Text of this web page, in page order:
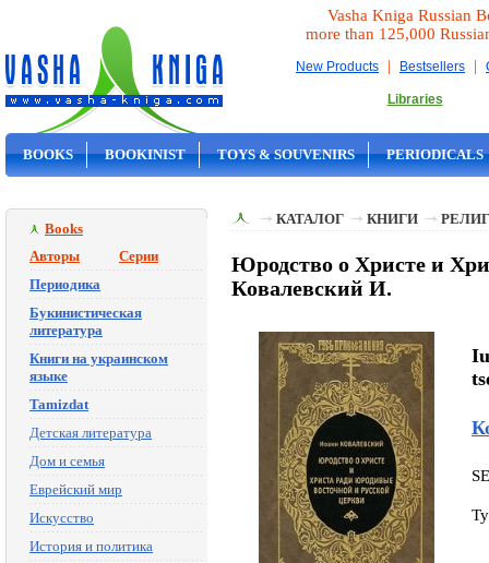
Vasha Kniga Russian
more than 125,000
New Products | Bestsellers |
Libraries
BOOKS BOOKINIST TOYS & SOUVENIRS PERIODICALS
Books
Авторы
Серии
Периодика
Букинистическая
литература
Книги на украинском
языке
Tamizdat
Детская литература
Дом и семья
Еврейский мир
Искусство
История и политика
КАТАЛОГ КНИГИ
Юродство о Христе и
Ковалевский И.